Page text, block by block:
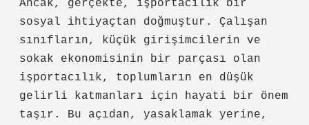
Ancak, gerçekte, işportacılık bir
sosyal ihtiyaçtan doğmuştur. Çalışan
sınıfların, küçük girişimcilerin ve
sokak ekonomisinin bir parçası olan
işportacılık, toplumların en düşük
gelirli katmanları için hayati bir önem
taşır. Bu açıdan, yasaklamak yerine,